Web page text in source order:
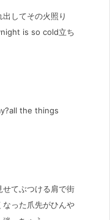
してその火照り
is so cold立ち
the things
せてぶつける肩で街
なった爪先がひんや